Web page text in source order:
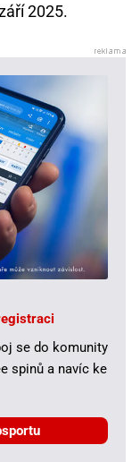
2025.
se do komunity
spinů a navíc ke